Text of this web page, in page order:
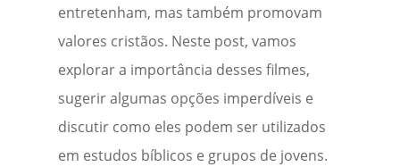
entretenham, mas também promovam
valores cristãos. Neste post, vamos
explorar a importância desses filmes,
sugerir algumas opções imperdíveis e
discutir como eles podem ser utilizados
em estudos bíblicos e grupos de jovens.